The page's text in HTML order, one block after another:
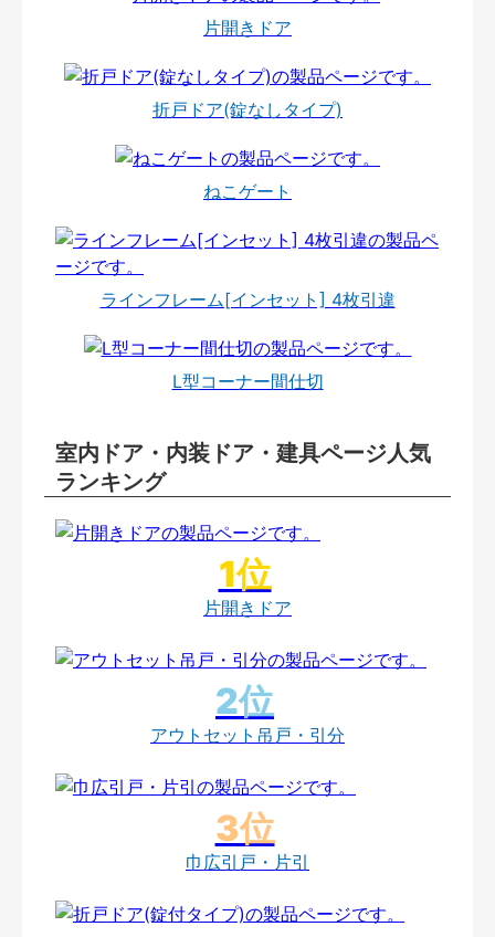
片開きドア
折戸ドア(錠なしタイプ)
ねこゲート
ラインフレーム[インセット] 4枚引違
L型コーナー間仕切
室内ドア・内装ドア・建具ページ人気
ランキング
片開きドア
アウトセット吊戸・引分
巾広引戸・片引